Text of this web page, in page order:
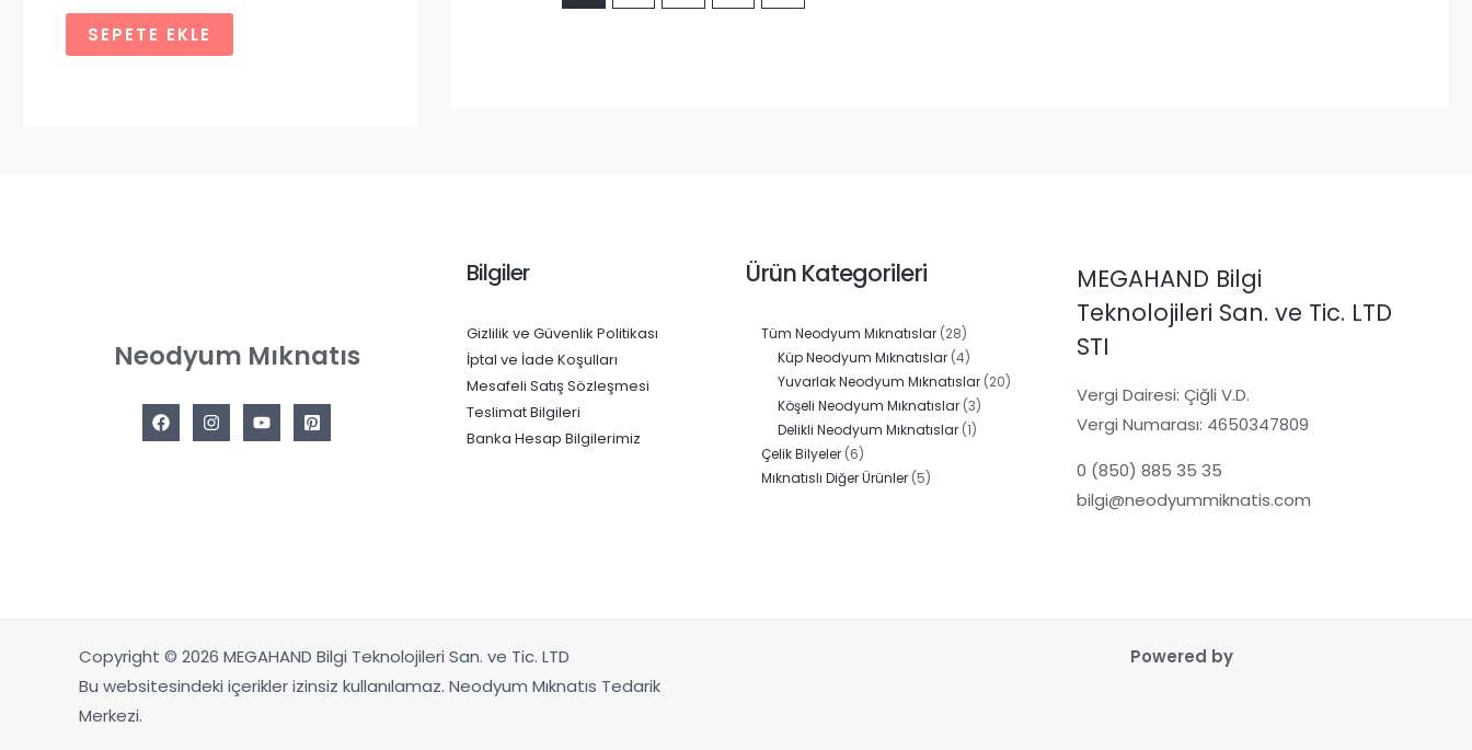
SEPETE EKLE
Neodyum Mıknatıs
Bilgiler
Gizlilik ve Güvenlik Politikası
İptal ve İade Koşulları
Mesafeli Satış Sözleşmesi
Teslimat Bilgileri
Banka Hesap Bilgilerimiz
Ürün Kategorileri
Tüm Neodyum Mıknatıslar 2828
ürün
Küp Neodyum Mıknatıslar 44
ürün
Yuvarlak Neodyum Mıknatıslar 2020
Köşeli Neodyum Mıknatıslar 33
ürün
Delikli Neodyum Mıknatıslar 11
Çelik Bilyeler 66
ürün
Mıknatıslı Diğer Ürünler 55
MEGAHAND Bilgi
Teknolojileri San. ve Tic. LTD
STI
Vergi Dairesi: Çiğli V.D.
Vergi Numarası: 4650347809
0 (850) 885 35 35
bilgi@neodyummiknatis.com
Copyright © 2026 MEGAHAND Bilgi Teknolojileri San. ve Tic. LTD
Bu websitesindeki içerikler izinsiz kullanılamaz. Neodyum Mıknatıs Tedarik
Merkezi.
Powered by